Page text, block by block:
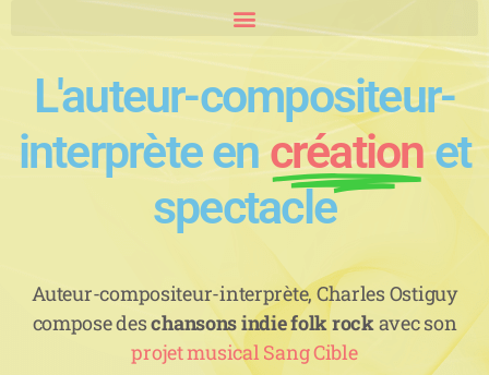
L'auteur-compositeur-
interprète en créationet
spectacle
Auteur-compositeur-interprète, Charles Ostiguy
compose deschansons indie folk rockavec son
projet musical Sang Cible